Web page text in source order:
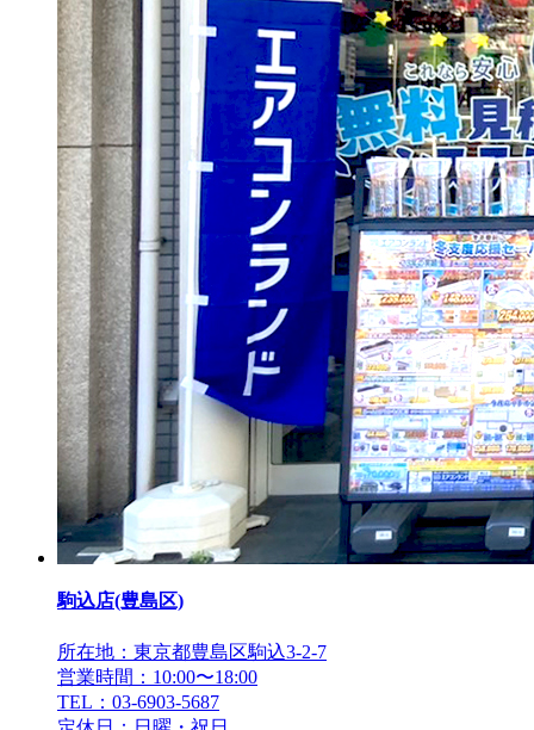
駒込店(豊島区)
所在地：東京都豊島区駒込3-2-7
営業時間：10:00〜18:00
TEL：03-6903-5687